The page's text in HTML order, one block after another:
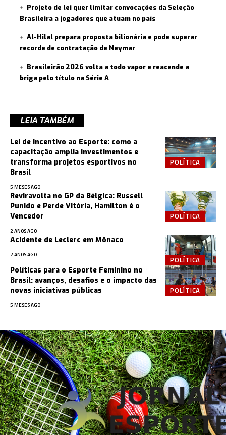
Projeto de lei quer limitar convocações da Seleção
Brasileira a jogadores que atuam no país
Al-Hilal prepara proposta bilionária e pode superar
recorde de contratação de Neymar
Brasileirão 2026 volta a todo vapor e reacende a
briga pelo título na Série A
LEIA TAMBÉM
POLÍTICA
Lei de Incentivo ao Esporte: como a
capacitação amplia investimentos e
transforma projetos esportivos no
Brasil
5 MESES AGO
POLÍTICA
Reviravolta no GP da Bélgica: Russell
Punido e Perde Vitória, Hamilton é o
Vencedor
2 ANOS AGO
POLÍTICA
Acidente de Leclerc em Mônaco
2 ANOS AGO
POLÍTICA
Políticas para o Esporte Feminino no
Brasil: avanços, desafios e o impacto das
novas iniciativas públicas
5 MESES AGO